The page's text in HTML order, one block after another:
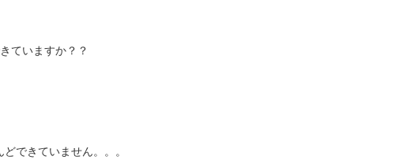
ていますか？？
できていません。。。